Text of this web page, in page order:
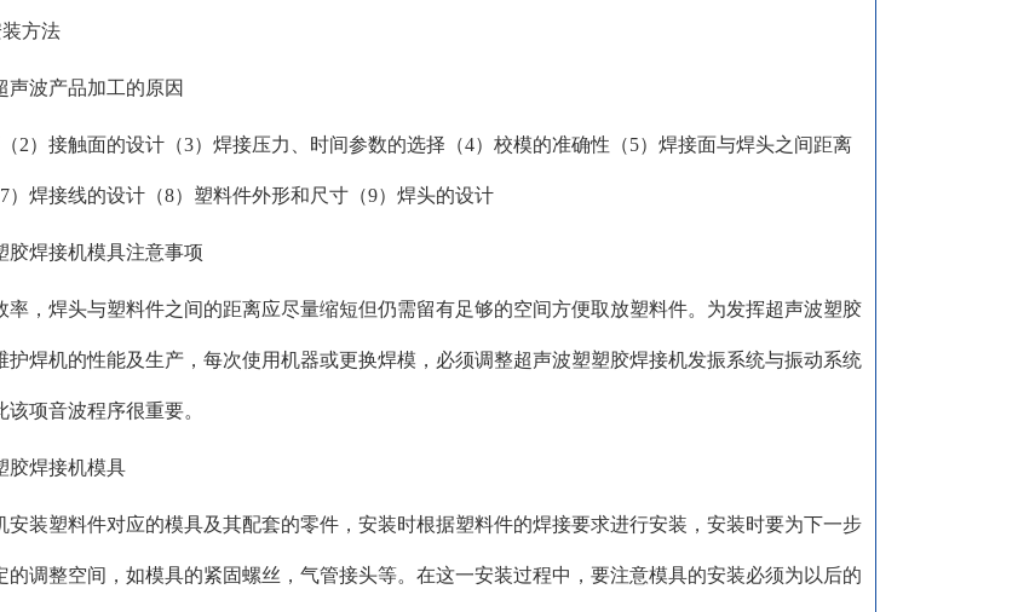
方法
声波产品加工的原因
（2）接触面的设计（3）焊接压力、时间参数的选择（4）校模的准确性（5）焊接面与焊头之间距离
7）焊接线的设计（8）塑料件外形和尺寸（9）焊头的设计
胶焊接机模具注意事项
率，焊头与塑料件之间的距离应尽量缩短但仍需留有足够的空间方便取放塑料件。为发挥超声波塑胶
护焊机的性能及生产，每次使用机器或更换焊模，必须调整超声波塑塑胶焊接机发振系统与振动系统
项音波程序很重要。
胶焊接机模具
安装塑料件对应的模具及其配套的零件，安装时根据塑料件的焊接要求进行安装，安装时要为下一步
的调整空间，如模具的紧固螺丝，气管接头等。在这一安装过程中，要注意模具的安装必须为以后的